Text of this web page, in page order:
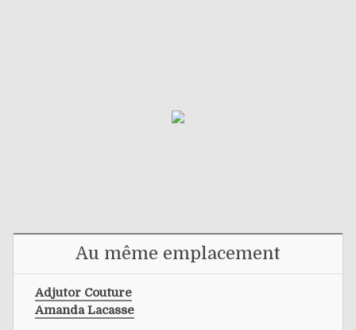
Au même emplacement
Adjutor Couture
Amanda Lacasse